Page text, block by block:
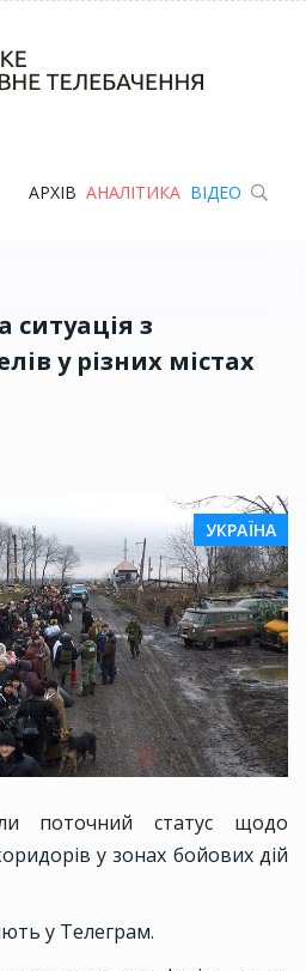
АРХІВ АНАЛІТИКА ВІДЕО
ситуація з
у різних містах
УКРАЇНА
поточний статус щодо
у зонах бойових дій
у Телеграм.